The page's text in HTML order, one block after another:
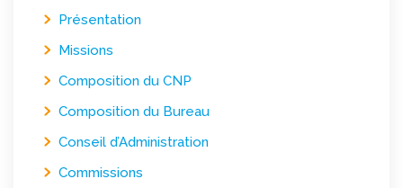
Présentation
Missions
Composition du CNP
Composition du Bureau
Conseil d’Administration
Commissions